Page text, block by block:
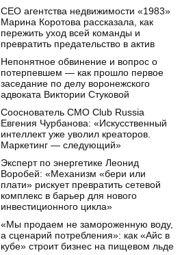
CEO агентства недвижимости «1983»
Марина Коротова рассказала, как
пережить уход всей команды и
превратить предательство в актив
Непонятное обвинение и вопрос о
потерпевшем — как прошло первое
заседание по делу воронежского
адвоката Виктории Стуковой
Сооснователь CMO Club Russia
Евгения Чурбанова: «Искусственный
интеллект уже уволил креаторов.
Маркетинг — следующий»
Эксперт по энергетике Леонид
Воробей: «Механизм «бери или
плати» рискует превратить сетевой
комплекс в барьер для нового
инвестиционного цикла»
«Мы продаем не замороженную воду,
а сценарий потребления»: как «Айс в
кубе» строит бизнес на пищевом льде